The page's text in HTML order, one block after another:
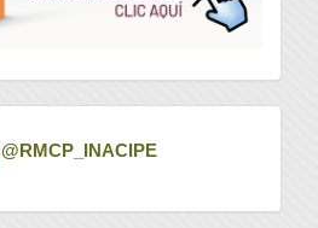
@RMCP_INACIPE